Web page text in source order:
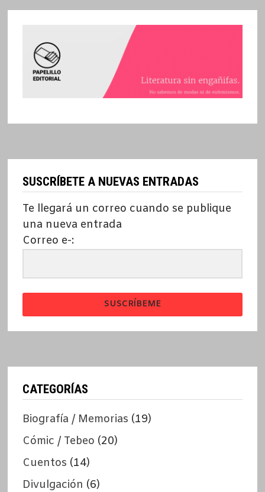
SUSCRÍBETE A NUEVAS ENTRADAS
Te llegará un correo cuando se publique
una nueva entrada
Correo e-:
SUSCRÍBEME
CATEGORÍAS
Biografía / Memorias (19)
Cómic / Tebeo (20)
Cuentos (14)
Divulgación (6)